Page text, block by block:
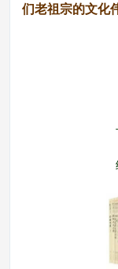
们老祖宗的文化